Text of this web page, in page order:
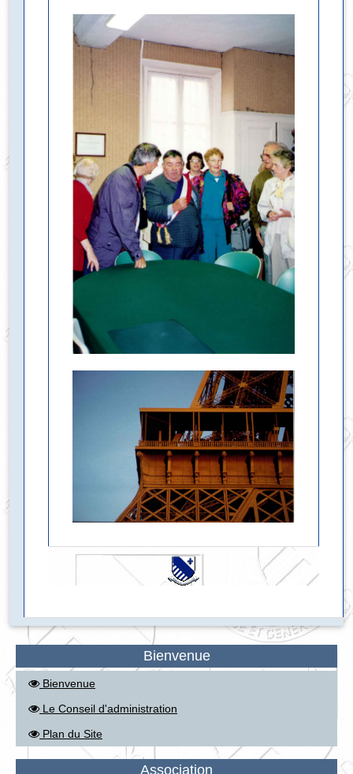
Bienvenue
Bienvenue
Le Conseil d'administration
Plan du Site
Association